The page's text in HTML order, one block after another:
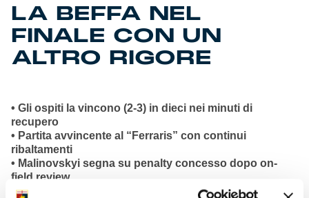
LA BEFFA NEL
FINALE CON UN
ALTRO RIGORE
• Gli ospiti la vincono (2-3) in dieci nei minuti di
recupero
• Partita avvincente al “Ferraris” con continui
ribaltamenti
• Malinovskyi segna su penalty concesso dopo on-
field review
• Hojlund pareggia e McTominay realizza il gol del